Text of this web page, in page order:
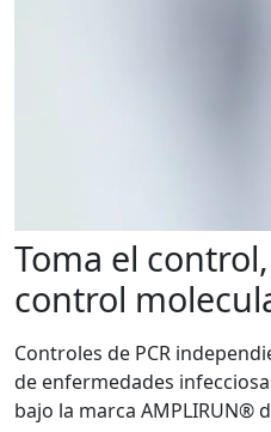
Toma el control,
control
Controles de PCR
de enfermedades
bajo la marca AMPLIRUN®